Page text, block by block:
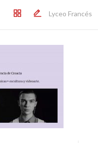
Lyceo Francés